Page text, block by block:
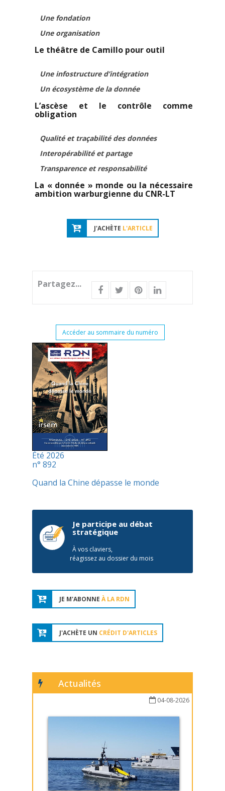
Une fondation
Une organisation
Le théâtre de Camillo pour outil
Une infostructure d’intégration
Un écosystème de la donnée
L’ascèse et le contrôle comme
obligation
Qualité et traçabilité des données
Interopérabilité et partage
Transparence et responsabilité
La « donnée » monde ou la nécessaire
ambition warburgienne du CNR-LT
J'ACHÈTE L'ARTICLE
Partagez...
Accéder au sommaire du numéro
Été 2026
n° 892
Quand la Chine dépasse le monde
Je participe au débat
stratégique
À vos claviers,
réagissez au dossier du mois
JE M'ABONNE À LA RDN
J'ACHÈTE UN CRÉDIT D'ARTICLES
Actualités
04-08-2026